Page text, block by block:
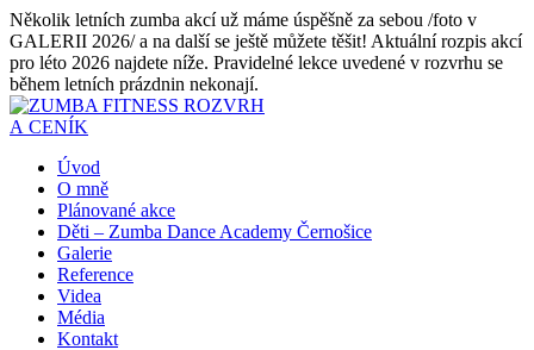
Několik letních zumba akcí už máme úspěšně za sebou /foto v
GALERII 2026/ a na další se ještě můžete těšit! Aktuální rozpis akcí
pro léto 2026 najdete níže. Pravidelné lekce uvedené v rozvrhu se
během letních prázdnin nekonají.
ROZVRH
A CENÍK
Úvod
O mně
Plánované akce
Děti – Zumba Dance Academy Černošice
Galerie
Reference
Videa
Média
Kontakt